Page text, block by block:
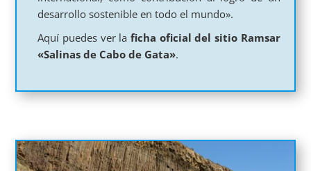
desarrollo sostenible en todo el mundo».
Aquí puedes ver la ficha oficial del sitio Ramsar
«Salinas de Cabo de Gata».